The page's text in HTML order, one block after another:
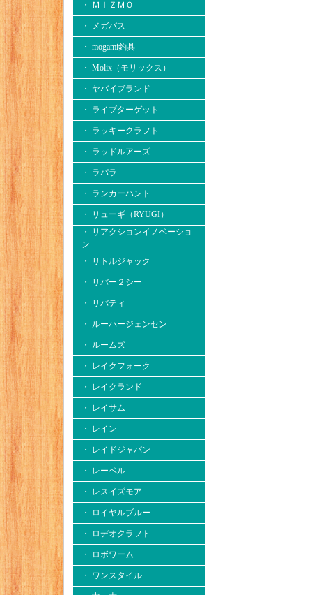
・ ＭＩＺＭＯ
・ メガバス
・ mogami釣具
・ Molix（モリックス）
・ ヤバイブランド
・ ライブターゲット
・ ラッキークラフト
・ ラッドルアーズ
・ ラパラ
・ ランカーハント
・ リューギ（RYUGI）
・ リアクションイノベーショ
ン
・ リトルジャック
・ リバー２シー
・ リバティ
・ ルーハージェンセン
・ ルームズ
・ レイクフォーク
・ レイクランド
・ レイサム
・ レイン
・ レイドジャパン
・ レーベル
・ レスイズモア
・ ロイヤルブルー
・ ロデオクラフト
・ ロボワーム
・ ワンスタイル